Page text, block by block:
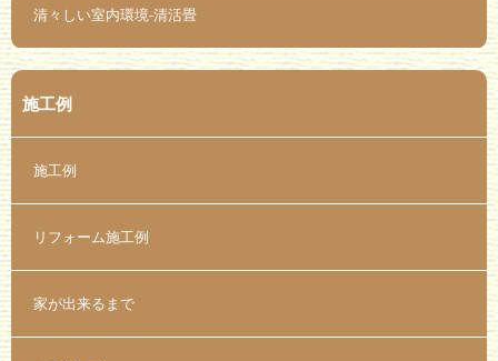
清々しい室内環境-清活畳
施工例
施工例
リフォーム施工例
家が出来るまで